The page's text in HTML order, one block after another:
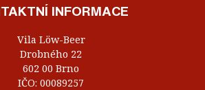
INFORMACE
Vila Löw-Beer
Drobného 22
602 00 Brno
IČO: 00089257